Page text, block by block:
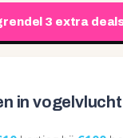
3 extra
in vogelvlucht